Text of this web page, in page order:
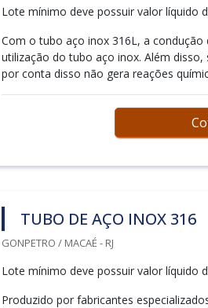
Lote mínimo deve possuir valor líquido
Com o tubo aço inox 316L, a
utilização do tubo aço inox. Além
por conta disso não gera reações
TUBO DE AÇO INOX 316
GONPETRO / MACAÉ - RJ
Lote mínimo deve possuir valor líquido
Produzido por fabricantes